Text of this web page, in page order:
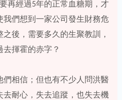
再經過5年的正常血糖期，才
我們想到一家公司發生財務危
後，需要多久的生聚教訓，
揮霍的赤字？
相信；但也有不少人問洪醫
去耐心，失去追蹤，也失去機